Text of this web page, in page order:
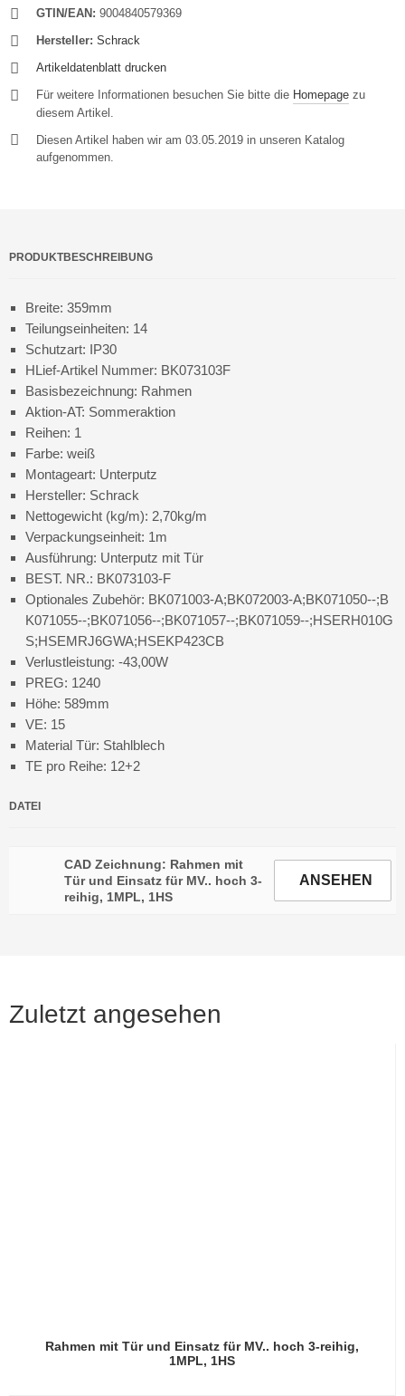
GTIN/EAN: 9004840579369
Hersteller: Schrack
Artikeldatenblatt drucken
Für weitere Informationen besuchen Sie bitte die Homepage zu
diesem Artikel.
Diesen Artikel haben wir am 03.05.2019 in unseren Katalog
aufgenommen.
PRODUKTBESCHREIBUNG
Breite: 359mm
Teilungseinheiten: 14
Schutzart: IP30
HLief-Artikel Nummer: BK073103F
Basisbezeichnung: Rahmen
Aktion-AT: Sommeraktion
Reihen: 1
Farbe: weiß
Montageart: Unterputz
Hersteller: Schrack
Nettogewicht (kg/m): 2,70kg/m
Verpackungseinheit: 1m
Ausführung: Unterputz mit Tür
BEST. NR.: BK073103-F
Optionales Zubehör: BK071003-A;BK072003-A;BK071050--;B
K071055--;BK071056--;BK071057--;BK071059--;HSERH010G
S;HSEMRJ6GWA;HSEKP423CB
Verlustleistung: -43,00W
PREG: 1240
Höhe: 589mm
VE: 15
Material Tür: Stahlblech
TE pro Reihe: 12+2
DATEI
CAD Zeichnung: Rahmen mit
Tür und Einsatz für MV.. hoch 3-
reihig, 1MPL, 1HS
ANSEHEN
Zuletzt angesehen
Rahmen mit Tür und Einsatz für MV.. hoch 3-reihig,
1MPL, 1HS